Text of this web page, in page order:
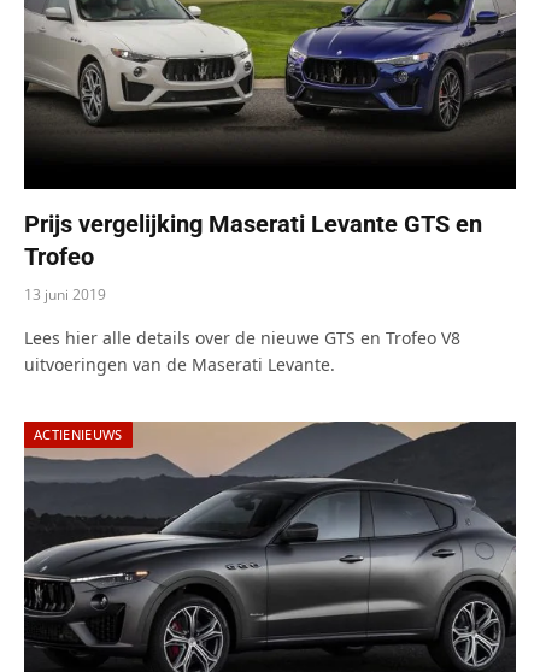
Prijs vergelijking Maserati Levante GTS en
Trofeo
13 juni 2019
Lees hier alle details over de nieuwe GTS en Trofeo V8
uitvoeringen van de Maserati Levante.
ACTIENIEUWS